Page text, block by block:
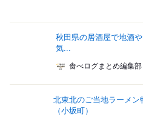
秋田県の居酒屋で地酒
気...
食べログまとめ編集部
北東北のご当地ラーメ
（小坂町）